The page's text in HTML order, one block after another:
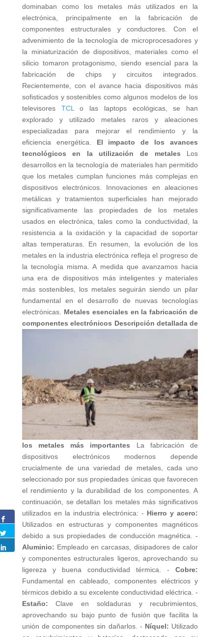
dominaban como los metales más utilizados en la
electrónica, principalmente en la fabricación de
componentes estructurales y conductores. Con el
advenimiento de la tecnología de microprocesadores y
la miniaturización de dispositivos, materiales como el
silicio tomaron protagonismo, siendo esencial para la
fabricación de chips y circuitos integrados.
Recientemente, con el avance hacia dispositivos más
sofisticados y sostenibles como algunos modelos de los
televisores TCL
o las laptops ecológicas, se han
explorado y utilizado metales raros y aleaciones
especializadas para mejorar el rendimiento y la
eficiencia energética. El impacto de los avances
tecnológicos en la utilización de metales Los
desarrollos en la tecnología de materiales han permitido
que los metales cumplan funciones más complejas en
dispositivos electrónicos. Innovaciones en aleaciones
metálicas y tratamientos superficiales han mejorado
significativamente las propiedades de los metales
usados en electrónica, tales como la conductividad, la
resistencia a la oxidación y la capacidad de soportar
altas temperaturas. En resumen, la evolución de los
metales en la industria electrónica refleja el progreso de
la tecnología misma. A medida que avanzamos hacia
una era de dispositivos más inteligentes y materiales
más sostenibles, los metales seguirán siendo un pilar
fundamental en el desarrollo de nuevas tecnologías
electrónicas. Metales esenciales en la fabricación de
componentes electrónicos Descripción detallada de
los metales más importantes La fabricación de
dispositivos electrónicos modernos depende
crucialmente de una variedad de metales, cada uno
seleccionado por sus propiedades únicas que favorecen
el rendimiento y la durabilidad de los componentes. A
continuación, se detallan los metales más significativos
utilizados en la industria electrónica: - Hierro y acero:
Utilizados en estructuras y componentes magnéticos
debido a sus propiedades de conducción magnética. -
Aluminio: Empleado en carcasas, disipadores de calor
y componentes estructurales ligeros, aprovechando su
ligereza y buena conductividad térmica. -Cobre:
Fundamental en cableado, componentes eléctricos y
térmicos debido a su excelente conductividad eléctrica. -
Estaño:Clave en soldaduras y recubrimientos,
aprovechando su bajo punto de fusión que facilita la
unión de componentes sin dañarlos. - Níquel: Utilizado